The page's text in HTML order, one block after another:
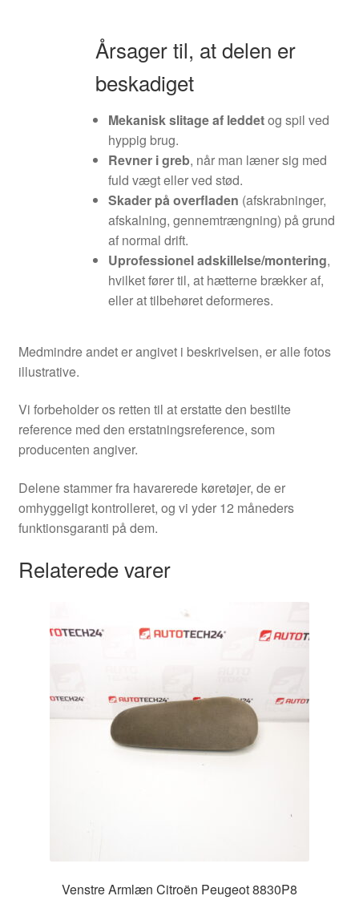
Årsager til, at delen er
beskadiget
Mekanisk slitage af leddetog spil ved
hyppig brug.
Revner i greb, når man læner sig med
fuld vægt eller ved stød.
Skader på overfladen (afskrabninger,
afskalning, gennemtrængning) på grund
af normal drift.
Uprofessionel adskillelse/montering,
hvilket fører til, at hætterne brækker af,
eller at tilbehøret deformeres.
Medmindre andet er angivet i beskrivelsen, er alle fotos
illustrative.
Vi forbeholder os retten til at erstatte den bestilte
reference med den erstatningsreference, som
producenten angiver.
Delene stammer fra havarerede køretøjer, de er
omhyggeligt kontrolleret, og vi yder 12 måneders
funktionsgaranti på dem.
Relaterede varer
Venstre Armlæn Citroën Peugeot 8830P8